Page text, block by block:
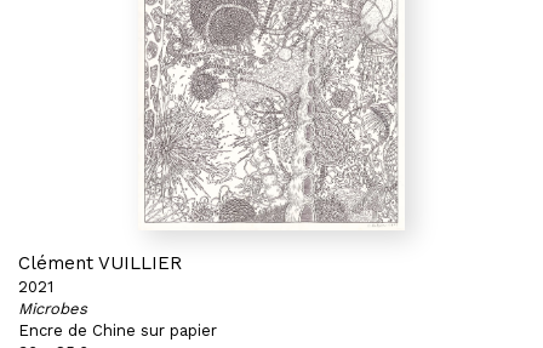
Clément VUILLIER
2021
Microbes
Encre de Chine sur papier